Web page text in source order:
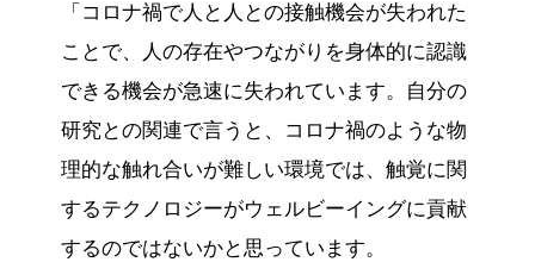
「コロナ禍で人と人との接触機会が失われた
ことで、人の存在やつながりを身体的に認識
できる機会が急速に失われています。自分の
研究との関連で言うと、コロナ禍のような物
理的な触れ合いが難しい環境では、触覚に関
するテクノロジーがウェルビーイングに貢献
するのではないかと思っています。